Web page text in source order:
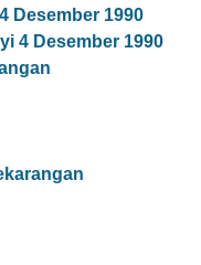
Desember 1990
4 Desember 1990